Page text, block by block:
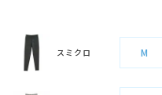
スミクロ M